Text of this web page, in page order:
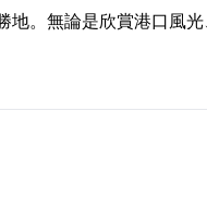
。無論是欣賞港口風